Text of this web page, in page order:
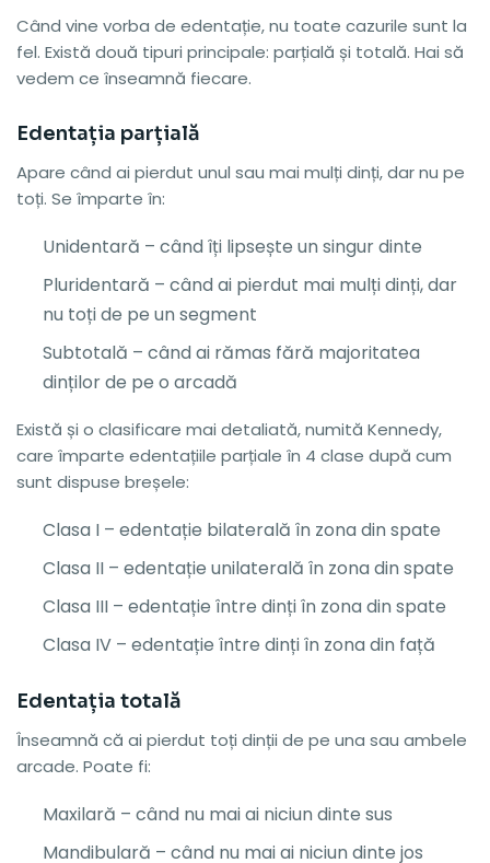
Când vine vorba de edentație, nu toate cazurile sunt la
fel. Există două tipuri principale: parțială și totală. Hai să
vedem ce înseamnă fiecare.
Edentația parțială
Apare când ai pierdut unul sau mai mulți dinți, dar nu pe
toți. Se împarte în:
Unidentară – când îți lipsește un singur dinte
Pluridentară – când ai pierdut mai mulți dinți, dar
nu toți de pe un segment
Subtotală – când ai rămas fără majoritatea
dinților de pe o arcadă
Există și o clasificare mai detaliată, numită Kennedy,
care împarte edentațiile parțiale în 4 clase după cum
sunt dispuse breșele:
Clasa I – edentație bilaterală în zona din spate
Clasa II – edentație unilaterală în zona din spate
Clasa III – edentație între dinți în zona din spate
Clasa IV – edentație între dinți în zona din față
Edentația totală
Înseamnă că ai pierdut toți dinții de pe una sau ambele
arcade. Poate fi:
Maxilară – când nu mai ai niciun dinte sus
Mandibulară – când nu mai ai niciun dinte jos